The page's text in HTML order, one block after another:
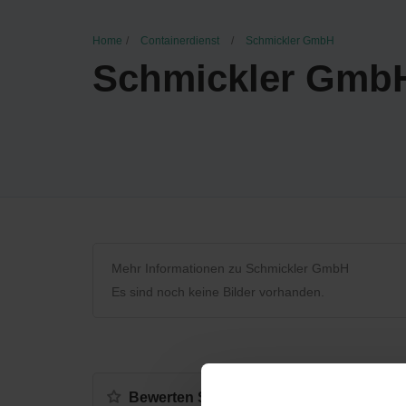
Home Containerdienst Schmickler GmbH
Schmickler
Mehr Informationen zu Schmickler GmbH
Es sind noch keine Bilder vorhanden.
Bewerten Sie uns